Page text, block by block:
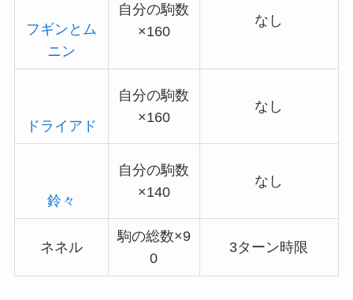
フギンとム
ニン
自分の駒数
×160
なし
ドライアド
自分の駒数
×160
なし
鈴々
自分の駒数
×140
なし
ネネル
駒の総数×9
0
3ターン時限